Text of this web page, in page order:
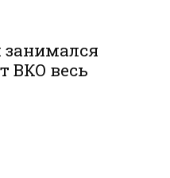
занимался
ВКО весь